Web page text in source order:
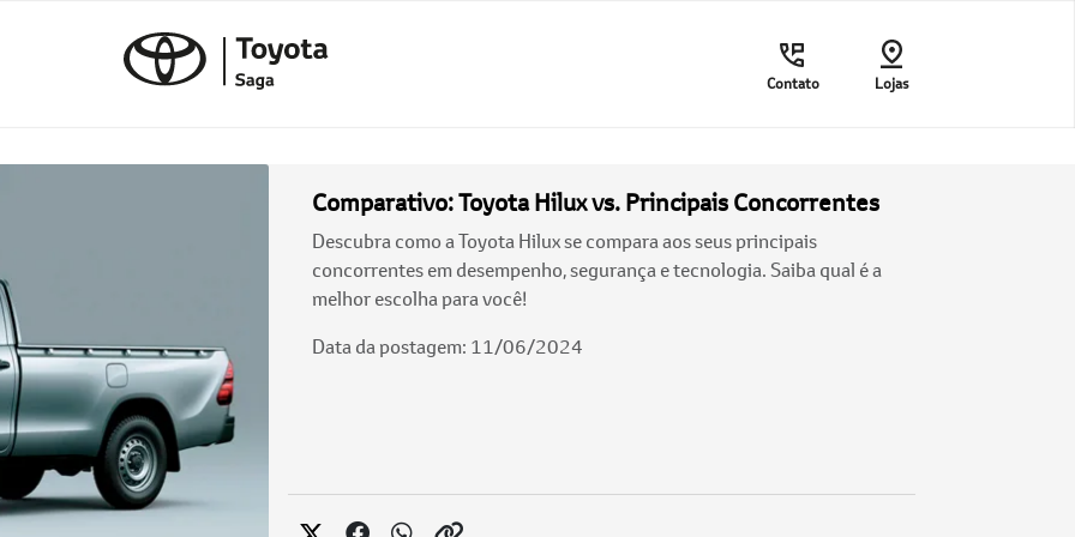
Contato Lojas
Comparativo: Toyota Hilux vs. Principais Concorrentes
Descubra como a Toyota Hilux se compara aos seus principais
concorrentes em desempenho, segurança e tecnologia. Saiba qual é a
melhor escolha para você!
Data da postagem: 11/06/2024